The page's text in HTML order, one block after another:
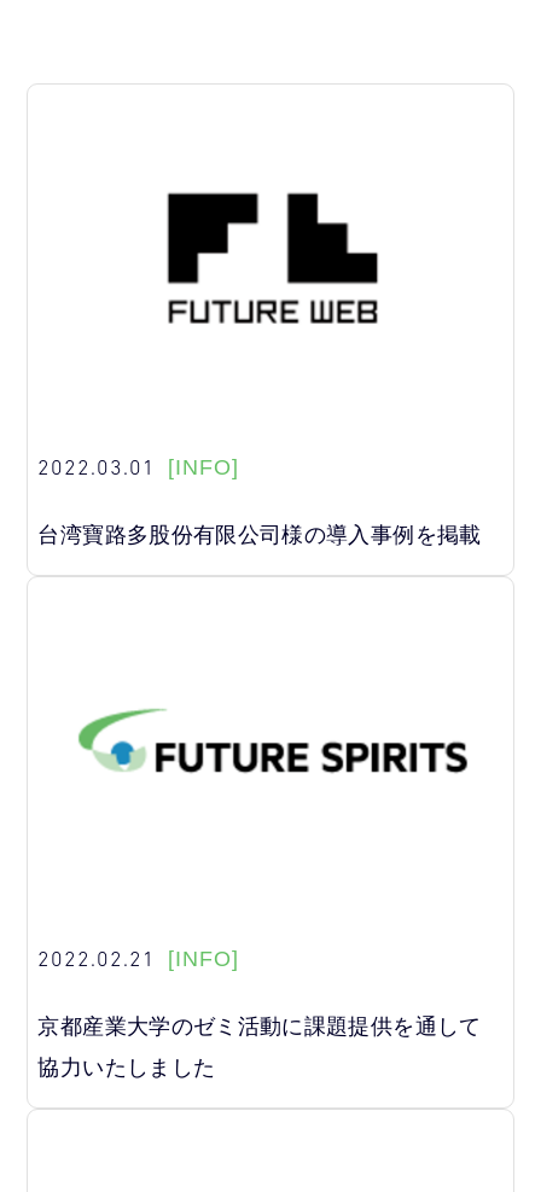
2022.03.01 [INFO]
台湾寶路多股份有限公司様の導入事例を掲載
2022.02.21 [INFO]
京都産業大学のゼミ活動に課題提供を通して
協力いたしました